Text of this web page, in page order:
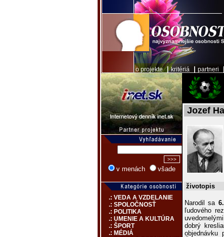
o projekte|kritériá partneri
v menách všade
.: VEDA A VZDELANIE
.: SPOLOČNOSŤ
.: POLITIKA
.: UMENIE A KULTÚRA
.: ŠPORT
.: MÉDIÁ
Jozef
životopis
Narodil sa
ľudového
dobrý
objednávku